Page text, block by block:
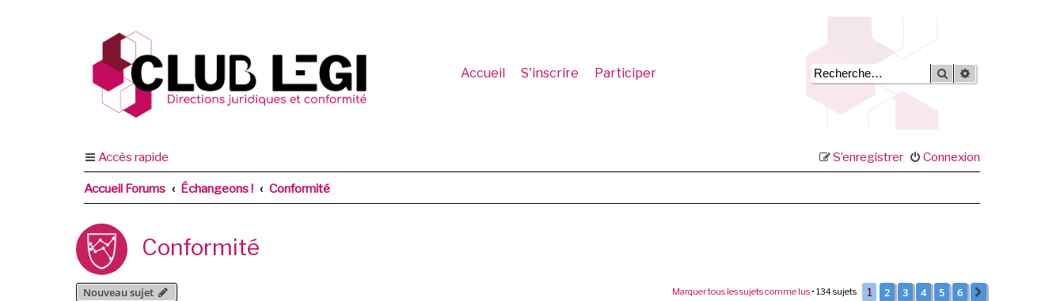
Accueil S'inscrire Participer Rechercher
Accès rapide Connexion
S’enregistrer
Accueil Forums Échangeons ! Conformité
Conformité
Nouveau sujet Marquer tous les sujets comme lus • 134 sujets 1 2 3 4 5 6